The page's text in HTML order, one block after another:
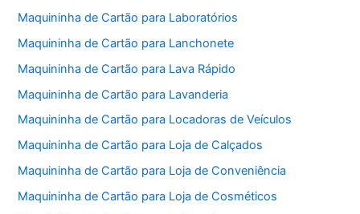
Maquininha de Cartão para Laboratórios
Maquininha de Cartão para Lanchonete
Maquininha de Cartão para Lava Rápido
Maquininha de Cartão para Lavanderia
Maquininha de Cartão para Locadoras de Veículos
Maquininha de Cartão para Loja de Calçados
Maquininha de Cartão para Loja de Conveniência
Maquininha de Cartão para Loja de Cosméticos